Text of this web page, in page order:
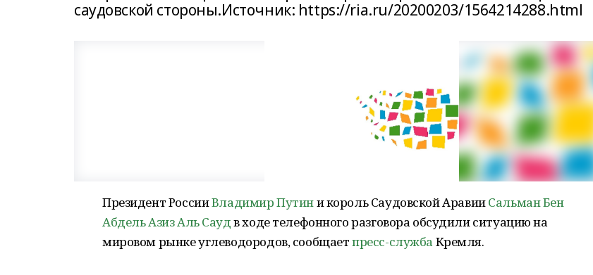
саудовской стороны.Источник: https://ria.ru/20200203/1564214288.html
Президент РоссииВладимир Путини король Саудовской АравииСальман Бен
Абдель Азиз Аль Саудв ходе телефонного разговора обсудили ситуацию на
мировом рынке углеводородов, сообщаетпресс-служба Кремля.